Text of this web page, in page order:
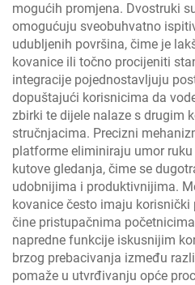
mogućih promjena. Dvostruki
omogućuju sveobuhvatno
udubljenih površina, čime je
kovanice ili točno procijeniti
integracije pojednostavljuju
dopuštajući korisnicima da
zbirki te dijele nalaze s drugim
stručnjacima. Precizni
platforme eliminiraju umor
kutove gledanja, čime se
udobnijima i produktivnijima.
kovanice često imaju
čine pristupačnima
napredne funkcije iskusnijim
brzog prebacivanja između
pomaže u utvrđivanju opće